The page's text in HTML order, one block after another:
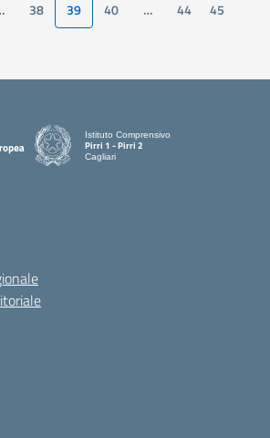
38 39 40 … 44
45
Istituto Comprensivo
Pirri 1 - Pirri 2
Cagliari